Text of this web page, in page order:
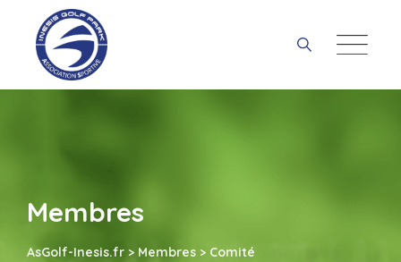
content
Membres
AsGolf-Inesis.fr > Membres > Comité